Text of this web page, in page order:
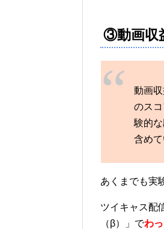
③動画収
動画
のス
験的
含めて
あくまでも実
ツイキャス配
（β）」でわ